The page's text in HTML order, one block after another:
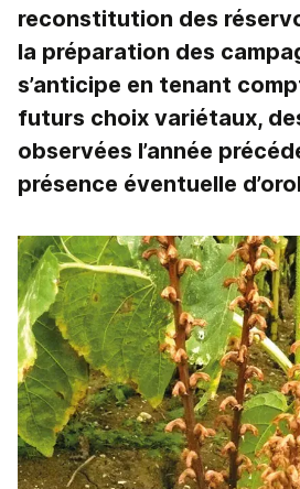
reconstitution des
la préparation des
s’anticipe en tenant
futurs choix variétaux,
observées l’année
présence éventuelle